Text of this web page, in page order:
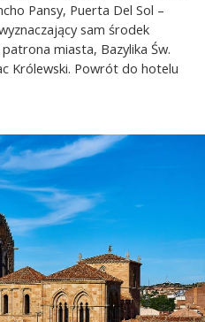
Pansy, Puerta Del Sol –
sam środek
miasta, Bazylika Św.
Królewski. Powrót do hotelu